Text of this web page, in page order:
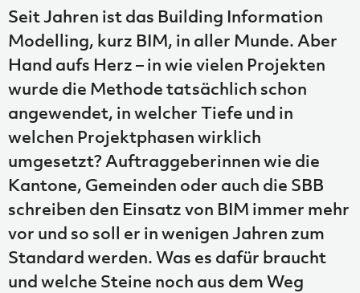
Seit Jahren ist das Building Information
Modelling, kurz BIM, in aller Munde. Aber
Hand aufs Herz – in wie vielen Projekten
wurde die Methode tatsächlich schon
angewendet, in welcher Tiefe und in
welchen Projektphasen wirklich
umgesetzt? Auftraggeberinnen wie die
Kantone, Gemeinden oder auch die SBB
schreiben den Einsatz von BIM immer mehr
vor und so soll er in wenigen Jahren zum
Standard werden. Was es dafür braucht
und welche Steine noch aus dem Weg